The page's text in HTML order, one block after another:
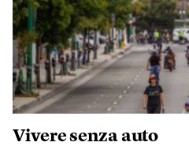
Vivere senza auto